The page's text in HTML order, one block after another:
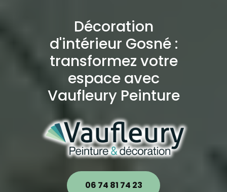
Décoration
d'intérieur Gosné :
transformez votre
espace avec
Vaufleury Peinture
06 74 81 74 23